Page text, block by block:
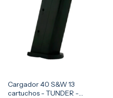
Cargador 40 S&W 13
cartuchos - TUNDER -